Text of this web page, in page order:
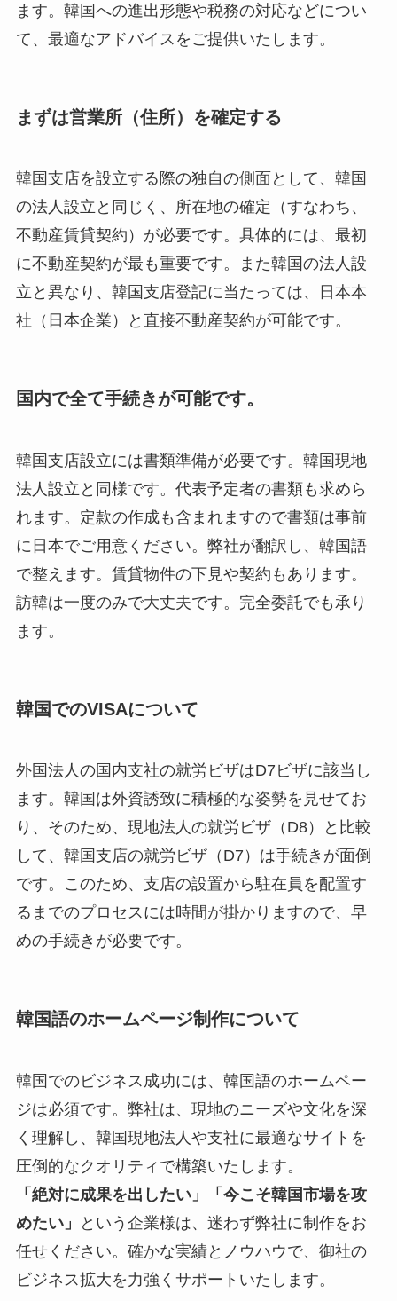
ます。韓国への進出形態や税務の対応などについ
て、最適なアドバイスをご提供いたします。
まずは営業所（住所）を確定する
韓国支店を設立する際の独自の側面として、韓国
の法人設立と同じく、所在地の確定（すなわち、
不動産賃貸契約）が必要です。具体的には、最初
に不動産契約が最も重要です。また韓国の法人設
立と異なり、韓国支店登記に当たっては、日本本
社（日本企業）と直接不動産契約が可能です。
国内で全て手続きが可能です。
韓国支店設立には書類準備が必要です。韓国現地
法人設立と同様です。代表予定者の書類も求めら
れます。定款の作成も含まれますので書類は事前
に日本でご用意ください。弊社が翻訳し、韓国語
で整えます。賃貸物件の下見や契約もあります。
訪韓は一度のみで大丈夫です。完全委託でも承り
ます。
韓国でのVISAについて
外国法人の国内支社の就労ビザはD7ビザに該当し
ます。韓国は外資誘致に積極的な姿勢を見せてお
り、そのため、現地法人の就労ビザ（D8）と比較
して、韓国支店の就労ビザ（D7）は手続きが面倒
です。このため、支店の設置から駐在員を配置す
るまでのプロセスには時間が掛かりますので、早
めの手続きが必要です。
韓国語のホームページ制作について
韓国でのビジネス成功には、韓国語のホームペー
ジは必須です。弊社は、現地のニーズや文化を深
く理解し、韓国現地法人や支社に最適なサイトを
圧倒的なクオリティで構築いたします。
「絶対に成果を出したい」「今こそ韓国市場を攻
めたい」
という企業様は、迷わず弊社に制作をお
任せください。確かな実績とノウハウで、御社の
ビジネス拡大を力強くサポートいたします。